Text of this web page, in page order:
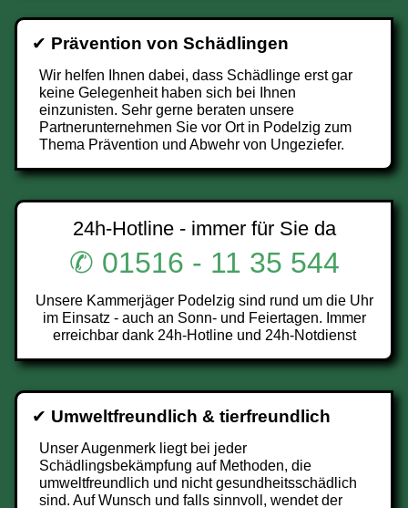
✔ Prävention von Schädlingen
Wir helfen Ihnen dabei, dass Schädlinge erst gar
keine Gelegenheit haben sich bei Ihnen
einzunisten. Sehr gerne beraten unsere
Partnerunternehmen Sie vor Ort in Podelzig zum
Thema Prävention und Abwehr von Ungeziefer.
24h-Hotline - immer für Sie da
✆ 01516 - 11 35 544
Unsere Kammerjäger Podelzig sind rund um die Uhr
im Einsatz - auch an Sonn- und Feiertagen. Immer
erreichbar dank 24h-Hotline und 24h-Notdienst
✔ Umweltfreundlich & tierfreundlich
Unser Augenmerk liegt bei jeder
Schädlingsbekämpfung auf Methoden, die
umweltfreundlich und nicht gesundheitsschädlich
sind. Auf Wunsch und falls sinnvoll, wendet der